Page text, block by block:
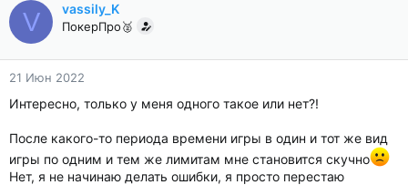
V vassily_K
ПокерПро🥈
21 Июн 2022
Интересно, только у меня одного такое или нет?!
После какого-то периода времени игры в один и тот же вид
игры по одним и тем же лимитам мне становится скучно
Нет, я не начинаю делать ошибки, я просто перестаю